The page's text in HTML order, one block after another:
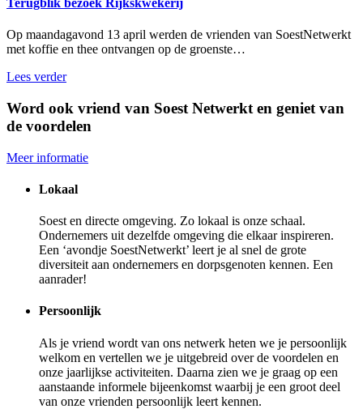
Terugblik bezoek Rijkskwekerij
Op maandagavond 13 april werden de vrienden van SoestNetwerkt
met koffie en thee ontvangen op de groenste…
Lees verder
Word ook vriend van Soest Netwerkt en geniet van
de voordelen
Meer informatie
Lokaal
Soest en directe omgeving. Zo lokaal is onze schaal.
Ondernemers uit dezelfde omgeving die elkaar inspireren.
Een ‘avondje SoestNetwerkt’ leert je al snel de grote
diversiteit aan ondernemers en dorpsgenoten kennen. Een
aanrader!
Persoonlijk
Als je vriend wordt van ons netwerk heten we je persoonlijk
welkom en vertellen we je uitgebreid over de voordelen en
onze jaarlijkse activiteiten. Daarna zien we je graag op een
aanstaande informele bijeenkomst waarbij je een groot deel
van onze vrienden persoonlijk leert kennen.